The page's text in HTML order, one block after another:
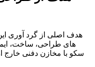
هدف اصلی از گرد آوری
های طراحی، ساخت،
سکو با مخازن دفنی خارج